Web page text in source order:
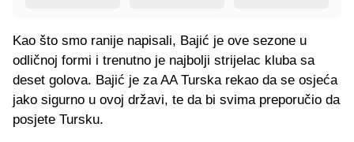
Kao što smo ranije napisali, Bajić je ove sezone u
odličnoj formi i trenutno je najbolji strijelac kluba sa
deset golova. Bajić je za AA Turska rekao da se osjeća
jako sigurno u ovoj državi, te da bi svima preporučio da
posjete Tursku.